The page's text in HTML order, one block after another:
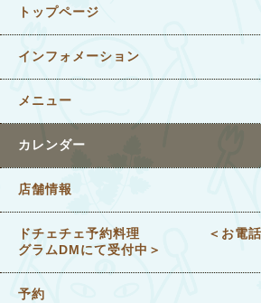
トップページ
インフォメーション
メニュー
カレンダー
店舗情報
ドチェチェ予約料理 ＜お電話・
グラムDMにて受付中＞
予約